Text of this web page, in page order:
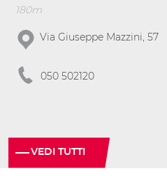
180m
Via Giuseppe Mazzini, 57
050 502120
VEDI TUTTI